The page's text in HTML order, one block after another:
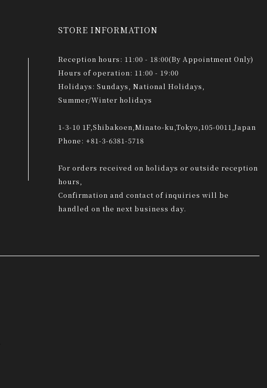
STORE INFORMATION
Reception hours: 11:00 - 18:00(By Appointment Only)
Hours of operation: 11:00 - 19:00
Holidays: Sundays, National Holidays,
Summer/Winter holidays
1-3-10 1F,Shibakoen,Minato-ku,Tokyo,105-0011,Japan
Phone: +81-3-6381-5718
For orders received on holidays or outside reception
hours,
Confirmation and contact of inquiries will be
handled on the next business day.